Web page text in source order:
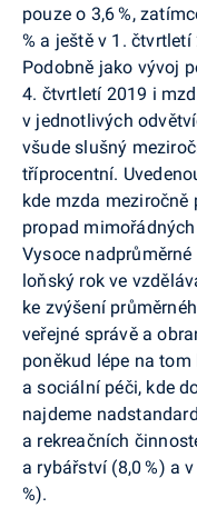
pouze o 3,6 %,
% a ještě v 1. čtvrtletí
Podobně jako vývoj
4. čtvrtletí 2019 i
v jednotlivých
všude slušný
tříprocentní.
kde mzda meziročně
propad
Vysoce
loňský rok ve
ke zvýšení
veřejné správě a
poněkud lépe na
a sociální péči, kde
najdeme
a rekreačních
a rybářství (8,0 %) a
%).